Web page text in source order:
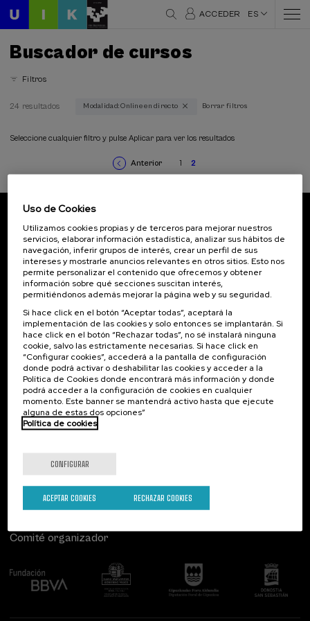
ACCEDER ES
Buscador de cursos
Filtros
Arquitectura y Urbanismo (1)
Derecho (4)
Economía y Empresa (2)
Educación (1)
Envejecimiento (1)
Filosofia (1)
Historia (5)
Igualdad (2)
Lingüística y Literatura (2)
Psicología (3)
Salud (8)
Sociedad (13)
Sostenibilidad (6)
Modalidad
Curso de verano (20)
Actividad gratuita (7)
Programas especiales
Cursos para Tod@s (8)
24 resultados Modalidad: Online en directo Borrar filtros
Seleccione cualquier filtro y pulse Aplicar para ver los resultados
Paginación
Página
anterior
Anterior Page
1
Página
actual
2
Suscríbete a nuestro boletín
Inscríbete para ser el primero/a en recibir las
novedades de UIK.
Suscribirse
Contacto
Palacio Miramar
Paseo de Miraconcha, 48
20007 Donostia / San Sebastián
Gipuzkoa, Spain
Contacta con nosotros
De interés...
Actividades anteriores
Síguenos
Comité organizador
Uso de Cookies
Utilizamos cookies propias y de terceros para mejorar nuestros
servicios, elaborar información estadística, analizar sus hábitos de
navegación, inferir grupos de interés, crear un perfil de sus
intereses y mostrarle anuncios relevantes en otros sitios. Esto nos
permite personalizar el contenido que ofrecemos y obtener
información sobre qué secciones suscitan interés,
permitiéndonos además mejorar la página web y su seguridad.
Si hace click en el botón “Aceptar todas”, aceptará la
implementación de las cookies y solo entonces se implantarán. Si
hace click en el botón “Rechazar todas”, no sé instalará ninguna
cookie, salvo las estrictamente necesarias. Si hace click en
“Configurar cookies”, accederá a la pantalla de configuración
donde podrá activar o deshabilitar las cookies y acceder a la
Política de Cookies donde encontrará más información y donde
podrá acceder a la configuración de cookies en cualquier
momento. Este banner se mantendrá activo hasta que ejecute
alguna de estas dos opciones”
Política de cookies
CONFIGURAR
RECHAZAR COOKIES
ACEPTAR COOKIES